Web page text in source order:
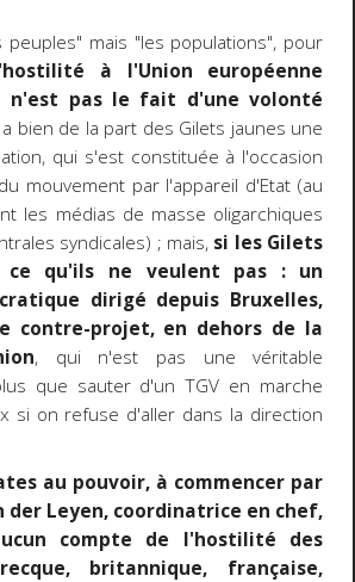
peuples" mais "les populations", pour
à l'Union européenne
n'est pas le fait d'une volonté
a bien de la part des Gilets jaunes une
qui s'est constituée à l'occasion
mouvement par l'appareil d'Etat (au
les médias de masse oligarchiques
syndicales) ; mais, si les Gilets
ce qu'ils ne veulent pas : un
dirigé depuis Bruxelles,
contre-projet, en dehors de la
, qui n'est pas une véritable
que sauter d'un TGV en marche
si on refuse d'aller dans la direction
au pouvoir, à commencer par
der Leyen, coordinatrice en chef,
compte de l'hostilité des
britannique, française,